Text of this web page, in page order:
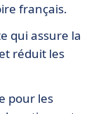
français.
qui assure la
réduit les
pour les